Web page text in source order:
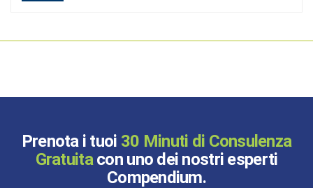
Prenota i tuoi 30 Minuti di Consulenza
Gratuitacon uno dei nostri esperti
Compendium.